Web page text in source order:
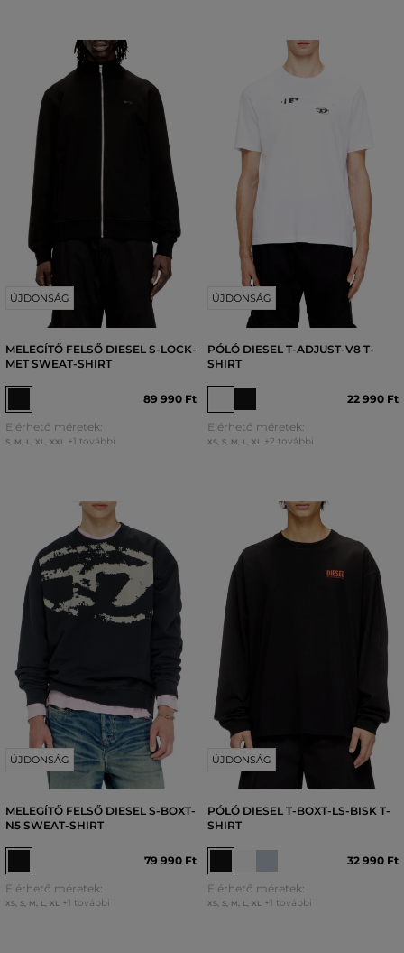
ÚJDONSÁG
MELEGÍTŐ FELSŐ DIESEL S-LOCK-
MET SWEAT-SHIRT
89 990 Ft
Elérhető méretek:
S, M L XL XXL +1 további
ÚJDONSÁG
PÓLÓ DIESEL T-ADJUST-V8 T-
SHIRT
22 990 Ft
Elérhető méretek:
XS, S, M L XL +2 további
ÚJDONSÁG
MELEGÍTŐ FELSŐ DIESEL S-BOXT-
N5 SWEAT-SHIRT
79 990 Ft
Elérhető méretek:
XS, S, M L XL +1 további
ÚJDONSÁG
PÓLÓ DIESEL T-BOXT-LS-BISK T-
SHIRT
32 990 Ft
Elérhető méretek:
XS, S, M L XL +1 további